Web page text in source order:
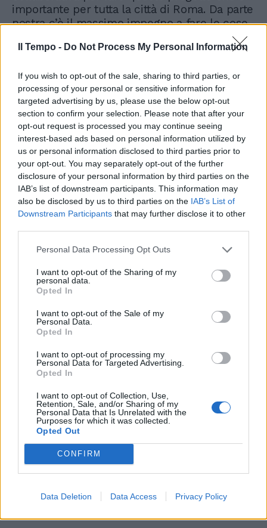
Il Tempo - Do Not Process My Personal Information
If you wish to opt-out of the sale, sharing to third parties, or
processing of your personal or sensitive information for
targeted advertising by us, please use the below opt-out
section to confirm your selection. Please note that after your
opt-out request is processed you may continue seeing
interest-based ads based on personal information utilized by
us or personal information disclosed to third parties prior to
your opt-out. You may separately opt-out of the further
disclosure of your personal information by third parties on the
IAB’s list of downstream participants. This information may
also be disclosed by us to third parties on the IAB’s List of
Downstream Participants that may further disclose it to other
Personal Data Processing Opt Outs
I want to opt-out of the Sharing of my
personal data.
Opted In
I want to opt-out of the Sale of my
Personal Data.
Opted In
I want to opt-out of processing my
Personal Data for Targeted Advertising.
Opted In
I want to opt-out of Collection, Use,
Retention, Sale, and/or Sharing of my
Personal Data that Is Unrelated with the
Purposes for which it was collected.
Opted Out
CONFIRM
Data Deletion Data Access Privacy Policy
importante per tutta la città di Roma. Da parte
nostra c’è il massimo impegno a fare le cose
collaborazione».
Nuovo stadio della Roma,
arriva l'ok di Gualtieri. Quando
verrà inaugurato